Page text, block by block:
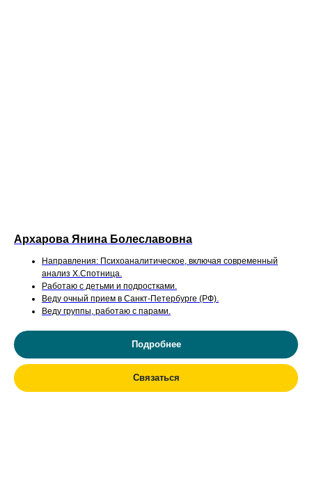
Архарова Янина Болеславовна
Направления: Психоаналитическое, включая современный
анализ Х.Спотница.
Работаю с детьми и подростками.
Веду очный прием в Санкт-Петербурге (РФ).
Веду группы, работаю с парами.
Подробнее
Связаться